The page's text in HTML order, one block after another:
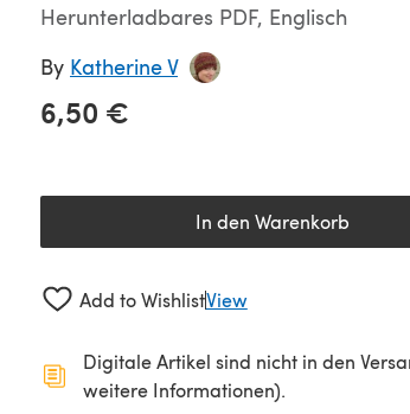
Herunterladbares PDF, Englisch
By Katherine V
6,50 €
In den Warenkorb
Add to WishlistView
Digitale Artikel sind nicht in den
weitere Informationen).